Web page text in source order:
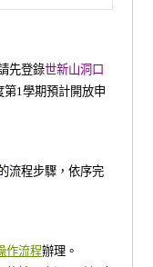
先登錄世新山洞口
第1學期預計開放申
流程步驟，依序完
作流程辦理。